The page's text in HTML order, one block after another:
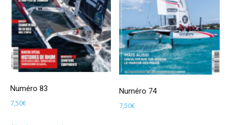
Numéro 83
7,50€
Numéro 74
7,50€